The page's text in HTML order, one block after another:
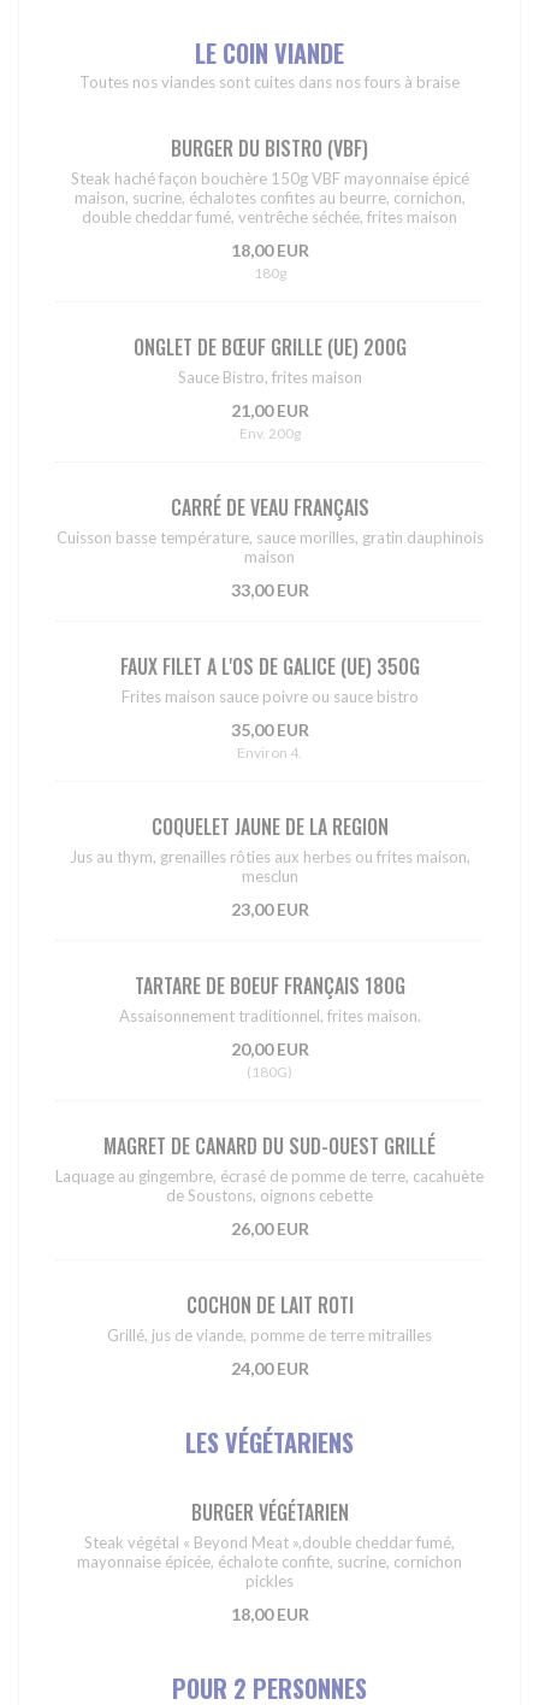
LE COIN VIANDE
Toutes nos viandes sont cuites dans nos fours à braise
BURGER DU BISTRO (VBF)
Steak haché façon bouchère 150g VBF mayonnaise épicé
maison, sucrine, échalotes confites au beurre, cornichon,
double cheddar fumé, ventrêche séchée, frites maison
18,00 EUR
180g
ONGLET DE BŒUF GRILLE (UE) 200G
Sauce Bistro, frites maison
21,00 EUR
Env. 200g
CARRÉ DE VEAU FRANÇAIS
Cuisson basse température, sauce morilles, gratin dauphinois
maison
33,00 EUR
FAUX FILET A L'OS DE GALICE (UE) 350G
Frites maison sauce poivre ou sauce bistro
35,00 EUR
Environ 4.
COQUELET JAUNE DE LA REGION
Jus au thym, grenailles rôties aux herbes ou frites maison,
mesclun
23,00 EUR
TARTARE DE BOEUF FRANÇAIS 180G
Assaisonnement traditionnel, frites maison.
20,00 EUR
(180G)
MAGRET DE CANARD DU SUD-OUEST GRILLÉ
Laquage au gingembre, écrasé de pomme de terre, cacahuète
de Soustons, oignons cebette
26,00 EUR
COCHON DE LAIT ROTI
Grillé, jus de viande, pomme de terre mitrailles
24,00 EUR
LES VÉGÉTARIENS
BURGER VÉGÉTARIEN
Steak végétal « Beyond Meat »,double cheddar fumé,
mayonnaise épicée, échalote confite, sucrine, cornichon
pickles
18,00 EUR
POUR 2 PERSONNES